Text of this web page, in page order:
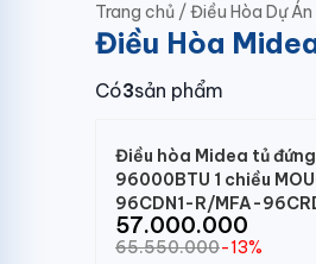
Trang chủ /Điều Hòa Dự Án
Điều Hòa
Có3sản phẩm
Điều hòa Midea tủ đứng
96000BTU 1 chiều
96CDN1-R/MFA-
57.000.000
65.550.000-13%